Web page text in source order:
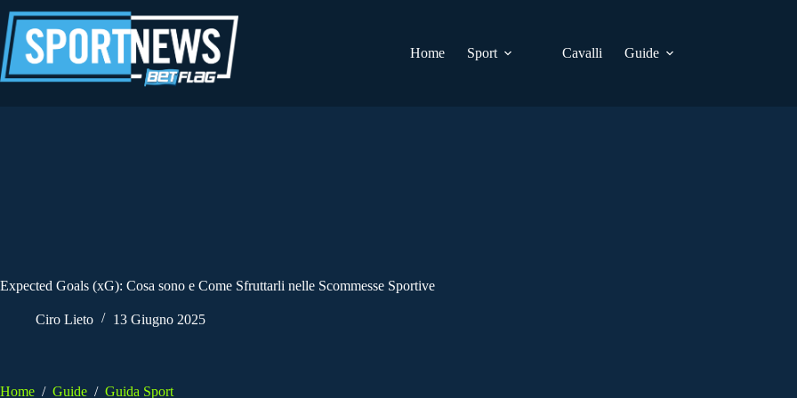
al
contenuto
Home
Sport Cavalli Guide
Expected Goals (xG): Cosa sono e Come Sfruttarli nelle Scommesse Sportive
Ciro Lieto 13 Giugno 2025
Home / Guide / Guida Sport